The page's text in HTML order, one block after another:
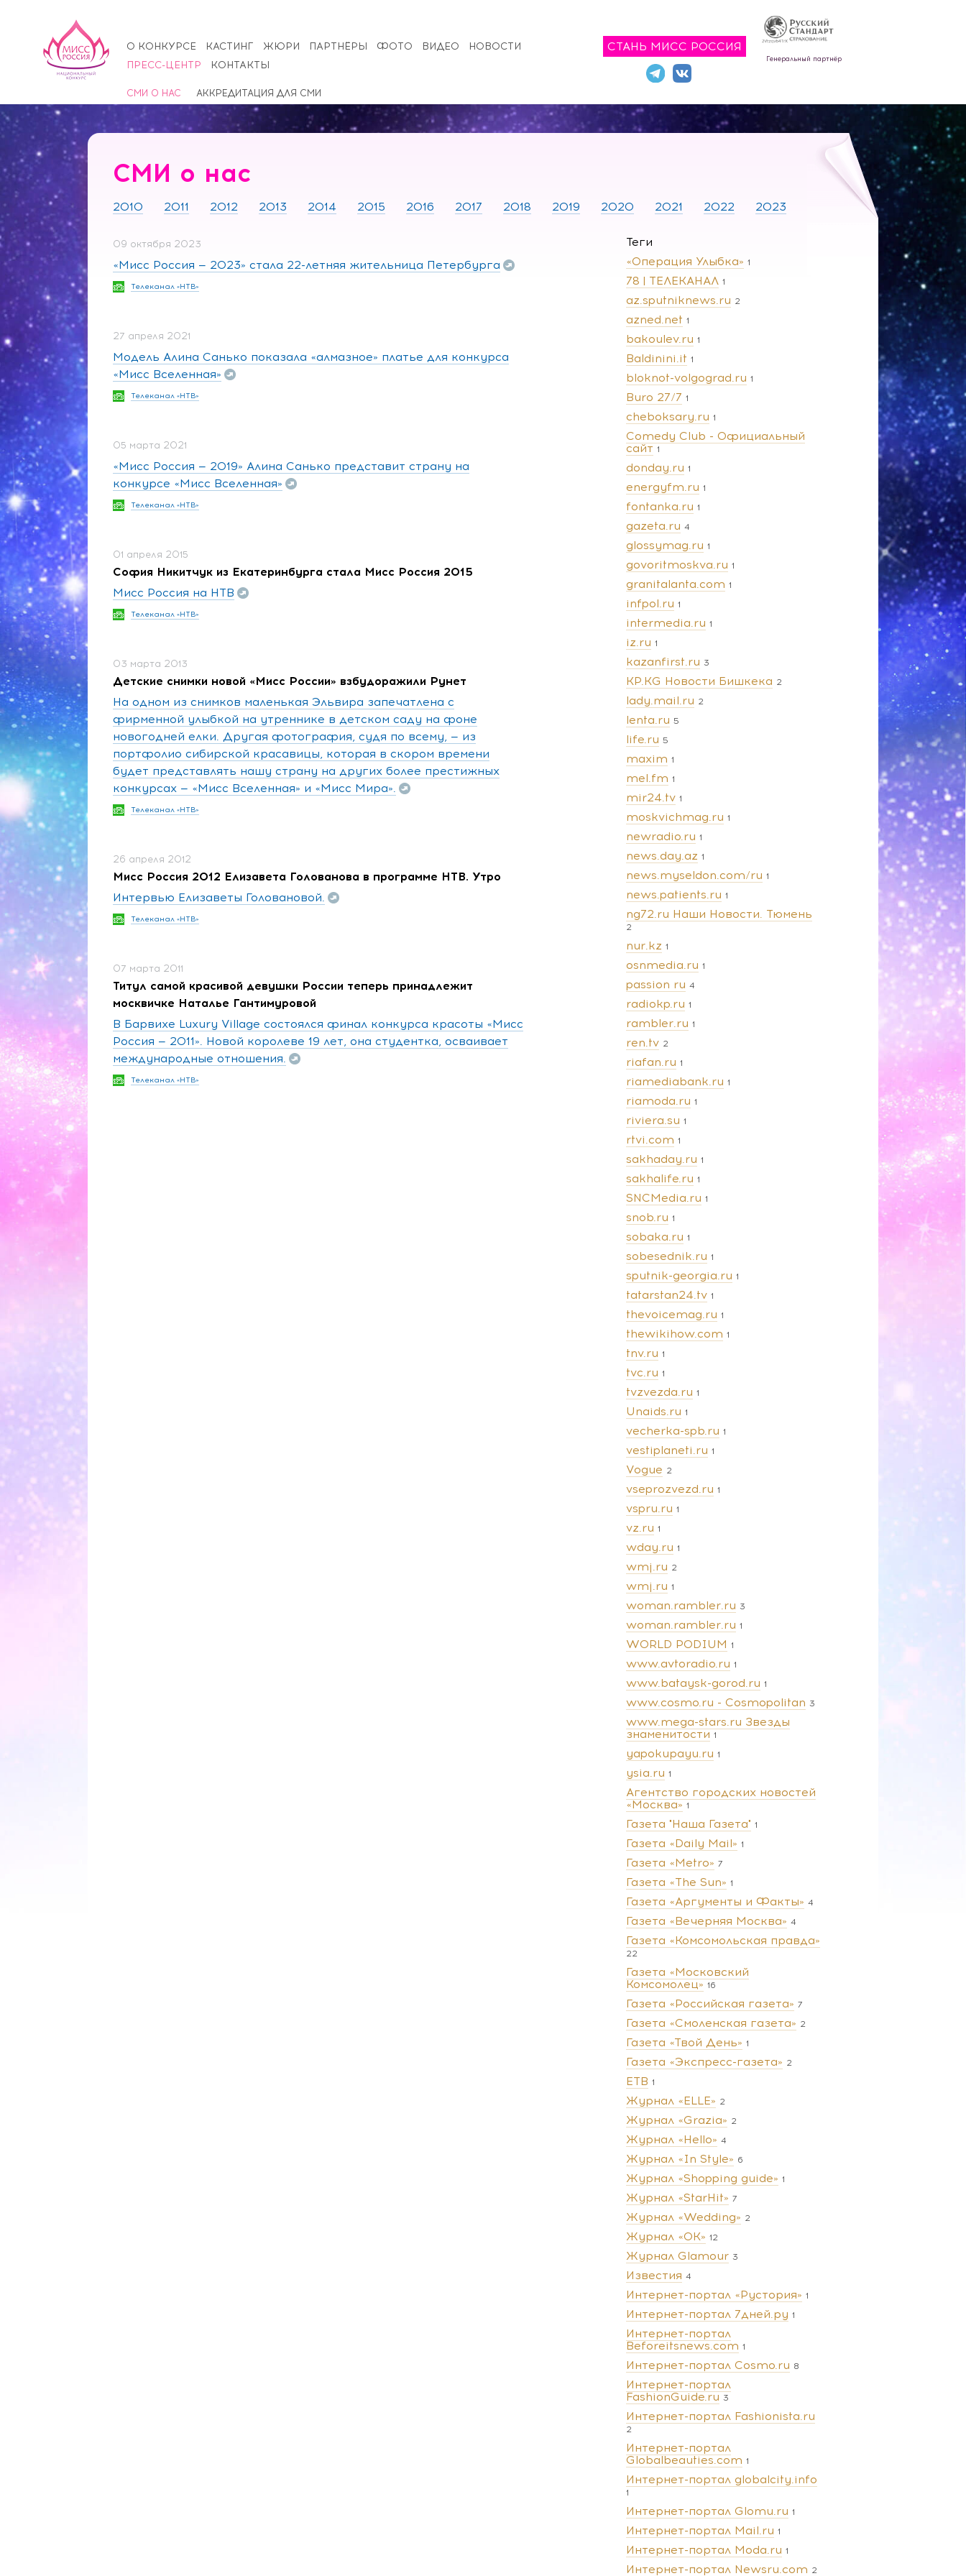
О КОНКУРСЕ КАСТИНГ ЖЮРИ ПАРТНЁРЫ ФОТО ВИДЕО
НОВОСТИ
ПРЕСС-ЦЕНТР
КОНТАКТЫ
СМИ О НАС АККРЕДИТАЦИЯ ДЛЯ СМИ
СТАНЬ МИСС РОССИЯ
Генеральный партнёр
СМИ о нас
2010 2011 2012 2013 2014 2015 2016 2017 2018 2019 2020 2021 2022 2023
09 октября 2023
«Мисс Россия — 2023» стала 22-летняя жительница Петербурга
Телеканал «НТВ»
27 апреля 2021
Модель Алина Санько показала «алмазное» платье для конкурса
«Мисс Вселенная»
Телеканал «НТВ»
05 марта 2021
«Мисс Россия — 2019» Алина Санько представит страну на
конкурсе «Мисс Вселенная»
Телеканал «НТВ»
01 апреля 2015
София Никитчук из Екатеринбурга стала Мисс Россия 2015
Мисс Россия на НТВ
Телеканал «НТВ»
03 марта 2013
Детские снимки новой «Мисс России» взбудоражили Рунет
На одном из снимков маленькая Эльвира запечатлена с
фирменной улыбкой на утреннике в детском саду на фоне
новогодней елки. Другая фотография, судя по всему, — из
портфолио сибирской красавицы, которая в скором времени
будет представлять нашу страну на других более престижных
конкурсах — «Мисс Вселенная» и «Мисс Мира».
Телеканал «НТВ»
26 апреля 2012
Мисс Россия 2012 Елизавета Голованова в программе НТВ. Утро
Интервью Елизаветы Головановой.
Телеканал «НТВ»
07 марта 2011
Титул самой красивой девушки России теперь принадлежит
москвичке Наталье Гантимуровой
В Барвихе Luxury Village состоялся финал конкурса красоты «Мисс
Россия — 2011». Новой королеве 19 лет, она студентка, осваивает
международные отношения.
Телеканал «НТВ»
Теги
«Операция Улыбка» 1
78 | ТЕЛЕКАНАЛ 1
az.sputniknews.ru 2
azned.net 1
bakoulev.ru 1
Baldinini.it 1
bloknot-volgograd.ru 1
Buro 27/7 1
cheboksary.ru 1
Comedy Club - Официальный
сайт 1
donday.ru 1
energyfm.ru 1
fontanka.ru 1
gazeta.ru 4
glossymag.ru 1
govoritmoskva.ru 1
granitalanta.com 1
infpol.ru 1
intermedia.ru 1
iz.ru 1
kazanfirst.ru 3
KP.KG Новости Бишкека 2
lady.mail.ru 2
lenta.ru 5
life.ru 5
maxim 1
mel.fm 1
mir24.tv 1
moskvichmag.ru 1
newradio.ru 1
news.day.az 1
news.myseldon.com/ru 1
news.patients.ru 1
ng72.ru Наши Новости. Тюмень
2
nur.kz 1
osnmedia.ru 1
passion ru 4
radiokp.ru 1
rambler.ru 1
ren.tv 2
riafan.ru 1
riamediabank.ru 1
riamoda.ru 1
riviera.su 1
rtvi.com 1
sakhaday.ru 1
sakhalife.ru 1
SNCMedia.ru 1
snob.ru 1
sobaka.ru 1
sobesednik.ru 1
sputnik-georgia.ru 1
tatarstan24.tv 1
thevoicemag.ru 1
thewikihow.com 1
tnv.ru 1
tvc.ru 1
tvzvezda.ru 1
Unaids.ru 1
vecherka-spb.ru 1
vestiplaneti.ru 1
Vogue 2
vseprozvezd.ru 1
vspru.ru 1
vz.ru 1
wday.ru 1
wmj.ru 2
wmj.ru 1
woman.rambler.ru 3
woman.rambler.ru 1
WORLD PODIUM 1
www.avtoradio.ru 1
www.bataysk-gorod.ru 1
www.cosmo.ru - Cosmopolitan 3
www.mega-stars.ru Звезды
знаменитости 1
yapokupayu.ru 1
ysia.ru 1
Агентство городских новостей
«Москва» 1
Газета "Наша Газета" 1
Газета «Daily Mail» 1
Газета «Metro» 7
Газета «The Sun» 1
Газета «Аргументы и Факты» 4
Газета «Вечерняя Москва» 4
Газета «Комсомольская правда»
22
Газета «Московский
Комсомолец» 16
Газета «Российская газета» 7
Газета «Смоленская газета» 2
Газета «Твой День» 1
Газета «Экспресс-газета» 2
ЕТВ 1
Журнал «ELLE» 2
Журнал «Grazia» 2
Журнал «Hello» 4
Журнал «In Style» 6
Журнал «Shopping guide» 1
Журнал «StarHit» 7
Журнал «Wedding» 2
Журнал «ОК» 12
Журнал Glamour 3
Известия 4
Интернет-портал «Рустория» 1
Интернет-портал 7дней.ру 1
Интернет-портал
Beforeitsnews.com 1
Интернет-портал Cosmo.ru 8
Интернет-портал
FashionGuide.ru 3
Интернет-портал Fashionista.ru
2
Интернет-портал
Globalbeauties.com 1
Интернет-портал globalcity.info
1
Интернет-портал Glomu.ru 1
Интернет-портал Mail.ru 1
Интернет-портал Moda.ru 1
Интернет-портал Newsru.com 2